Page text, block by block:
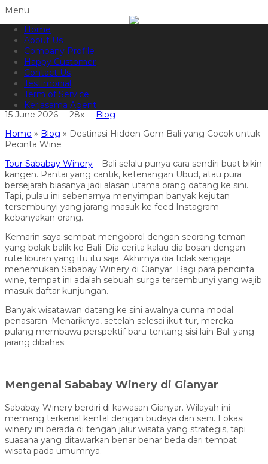
Menu
Home
About Us
Company Profile
Happy Customer
Contact Us
Testimonial
Term of Service
Kerjasama Agent
Informasi lebih lanjut?
Destinasi Hidden Gem Bali yang
Cocok untuk Pecinta Wine
15 June 2026 28x
Blog
Home » Blog » Destinasi Hidden Gem Bali yang Cocok untuk
Pecinta Wine
Tour Sababay Winery – Bali selalu punya cara sendiri buat bikin
kangen. Pantai yang cantik, ketenangan Ubud, atau pura
bersejarah biasanya jadi alasan utama orang datang ke sini.
Tapi, pulau ini sebenarnya menyimpan banyak kejutan
tersembunyi yang jarang masuk ke feed Instagram
kebanyakan orang.
Kemarin saya sempat mengobrol dengan seorang teman
yang bolak balik ke Bali. Dia cerita kalau dia bosan dengan
rute liburan yang itu itu saja. Akhirnya dia tidak sengaja
menemukan Sababay Winery di Gianyar. Bagi para pencinta
wine, tempat ini adalah sebuah surga tersembunyi yang wajib
masuk daftar kunjungan.
Banyak wisatawan datang ke sini awalnya cuma modal
penasaran. Menariknya, setelah selesai ikut tur, mereka
pulang membawa perspektif baru tentang sisi lain Bali yang
jarang dibahas.
Mengenal Sababay Winery di Gianyar
Sababay Winery berdiri di kawasan Gianyar. Wilayah ini
memang terkenal kental dengan budaya dan seni. Lokasi
winery ini berada di tengah jalur wisata yang strategis, tapi
suasana yang ditawarkan benar benar beda dari tempat
wisata pada umumnya.